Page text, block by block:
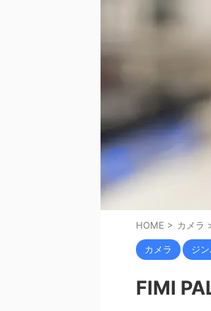
HOME > カメラ
カメラ ジ
FIMI